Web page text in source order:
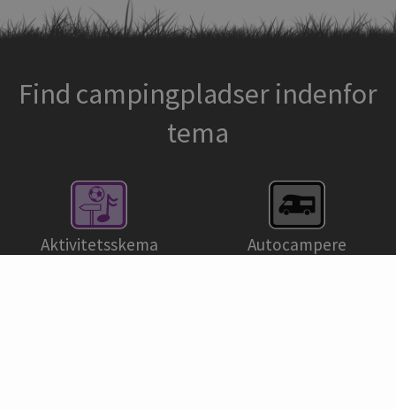
Find campingpladser indenfor
tema
Aktivitetsskema Autocampere